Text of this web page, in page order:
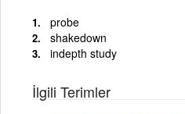
probe
shakedown
indepth study
İlgili Terimler